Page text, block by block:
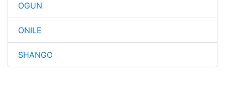
OGUN
ONILE
SHANGO